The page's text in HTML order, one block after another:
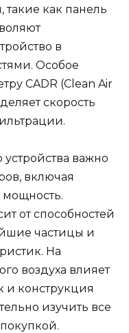
такие как панель
в
Особое
CADR (Clean Air
скорость
важно
включая
мощность.
от способностей
частицы и
На
воздуха влияет
и конструкция
изучить все